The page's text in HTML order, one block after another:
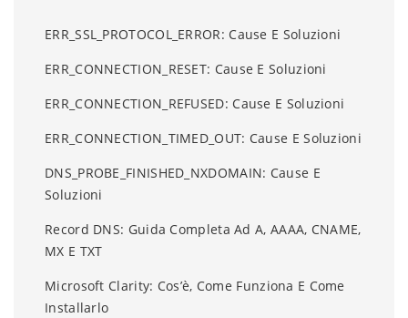
ERR_SSL_PROTOCOL_ERROR: Cause E Soluzioni
ERR_CONNECTION_RESET: Cause E Soluzioni
ERR_CONNECTION_REFUSED: Cause E Soluzioni
ERR_CONNECTION_TIMED_OUT: Cause E Soluzioni
DNS_PROBE_FINISHED_NXDOMAIN: Cause E
Soluzioni
Record DNS: Guida Completa Ad A, AAAA, CNAME,
MX E TXT
Microsoft Clarity: Cos’è, Come Funziona E Come
Installarlo